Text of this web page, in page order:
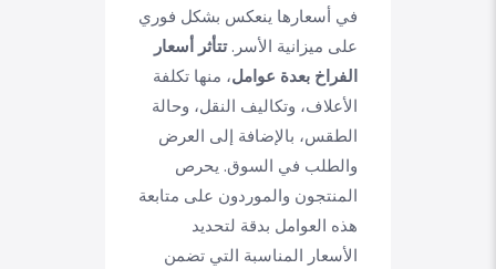
في أسعارها ينعكس بشكل فوري
على ميزانية الأسر.تتأثر أسعار
الفراخ بعدة عوامل، منها تكلفة
الأعلاف، وتكاليف النقل، وحالة
الطقس، بالإضافة إلى العرض
والطلب في السوق. يحرص
المنتجون والموردون على متابعة
هذه العوامل بدقة لتحديد
الأسعار المناسبة التي تضمن